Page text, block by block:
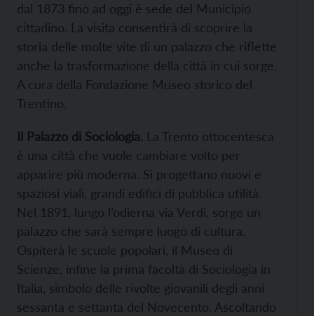
dal 1873 fino ad oggi è sede del Municipio
cittadino. La visita consentirà di scoprire la
storia delle molte vite di un palazzo che riflette
anche la trasformazione della città in cui sorge.
A cura della Fondazione Museo storico del
Trentino.
Il Palazzo di Sociologia. La Trento ottocentesca
è una città che vuole cambiare volto per
apparire più moderna. Si progettano nuovi e
spaziosi viali, grandi edifici di pubblica utilità.
Nel 1891, lungo l’odierna via Verdi, sorge un
palazzo che sarà sempre luogo di cultura.
Ospiterà le scuole popolari, il Museo di
Scienze, infine la prima facoltà di Sociologia in
Italia, simbolo delle rivolte giovanili degli anni
sessanta e settanta del Novecento. Ascoltando